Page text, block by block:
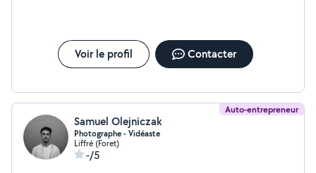
Voir le profil Contacter
Auto-entrepreneur
Samuel Olejniczak
Photographe - Vidéaste
Liffré (Foret)
-/5